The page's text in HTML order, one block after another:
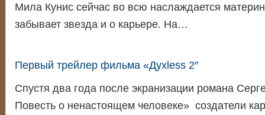
Мила Кунис сейчас во всю наслаждается
забывает звезда и о карьере. На…
Первый трейлер фильма «Духless 2″
Спустя два года после экранизации романа
Повесть о ненастоящем человеке» создатели